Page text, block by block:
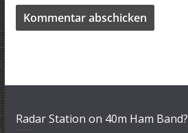
Radar Station on 40m Ham Band?